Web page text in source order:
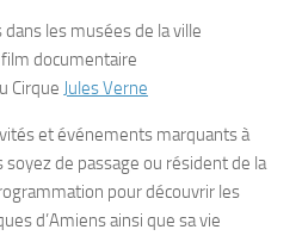
les musées de la ville
documentaire
Cirque Jules Verne
et événements marquants à
de passage ou résident de la
pour découvrir les
d’Amiens ainsi que sa vie